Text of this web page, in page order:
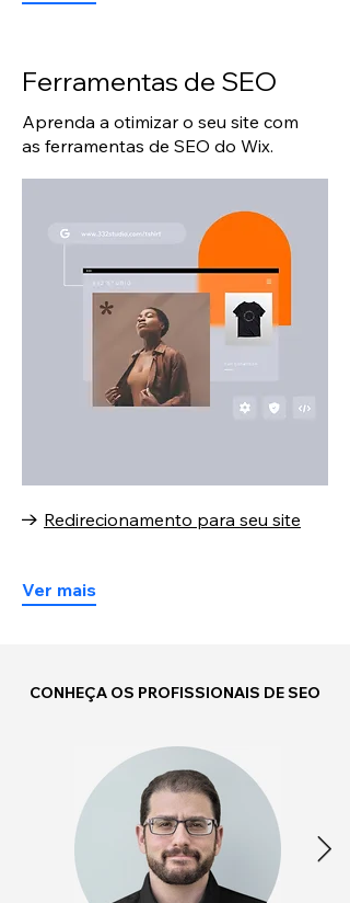
Ferramentas de SEO
Aprenda a otimizar o seu site com
as ferramentas de SEO do Wix.
Redirecionamento para seu site
Ver mais
CONHEÇA OS PROFISSIONAIS DE SEO